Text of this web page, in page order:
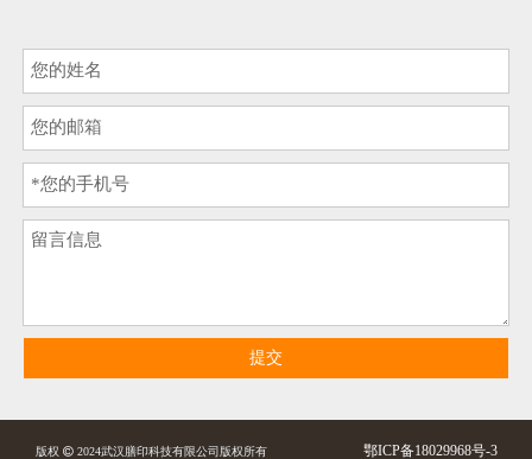
提交
版权  2024武汉膳印科技有限公司版权所有 鄂ICP备18029968号-3